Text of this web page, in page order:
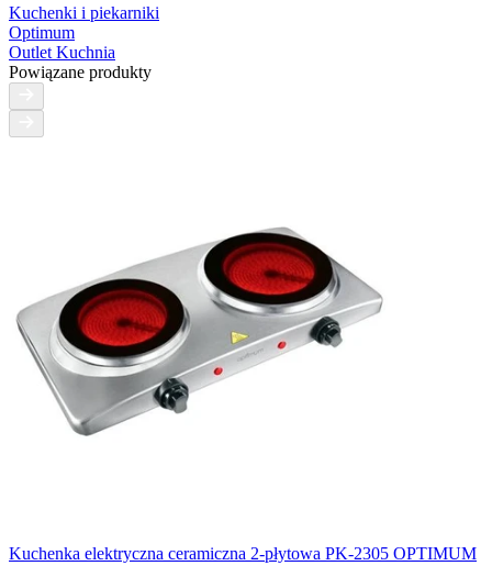
Kuchenki i piekarniki
Optimum
Outlet Kuchnia
Powiązane produkty
Kuchenka elektryczna ceramiczna 2-płytowa PK-2305 OPTIMUM